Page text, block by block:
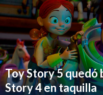
Toy Story 5 quedó
Story 4 en taquilla